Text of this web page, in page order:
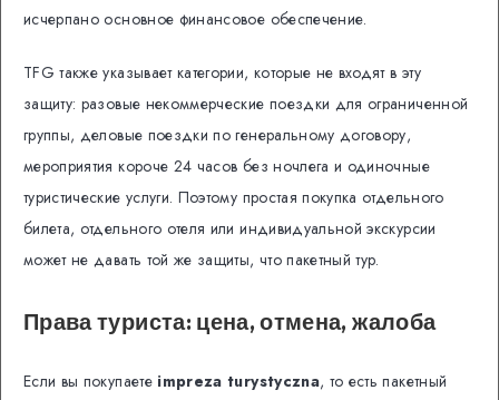
исчерпано основное финансовое обеспечение.
TFG также указывает категории, которые не входят в эту
защиту: разовые некоммерческие поездки для ограниченной
группы, деловые поездки по генеральному договору,
мероприятия короче 24 часов без ночлега и одиночные
туристические услуги. Поэтому простая покупка отдельного
билета, отдельного отеля или индивидуальной экскурсии
может не давать той же защиты, что пакетный тур.
Права туриста: цена, отмена, жалоба
Если вы покупаете impreza turystyczna, то есть пакетный